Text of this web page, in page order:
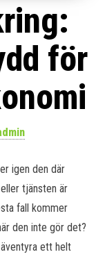
för
igen den där
tjänsten är
fall kommer
den inte gör det?
ett helt